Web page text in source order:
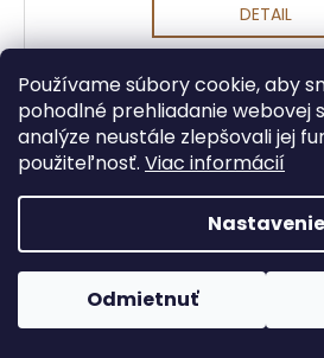
Používame súbory cookie, aby
pohodlné prehliadanie webovej
analýze neustále zlepšovali jej
použiteľnosť. Viac informácií
Nastavenie
Odmietnuť
DETAIL